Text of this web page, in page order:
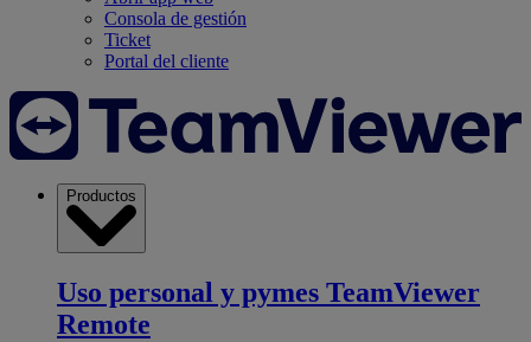
Consola de gestión
Ticket
Portal del cliente
Productos
Uso personal y pymes TeamViewer
Remote